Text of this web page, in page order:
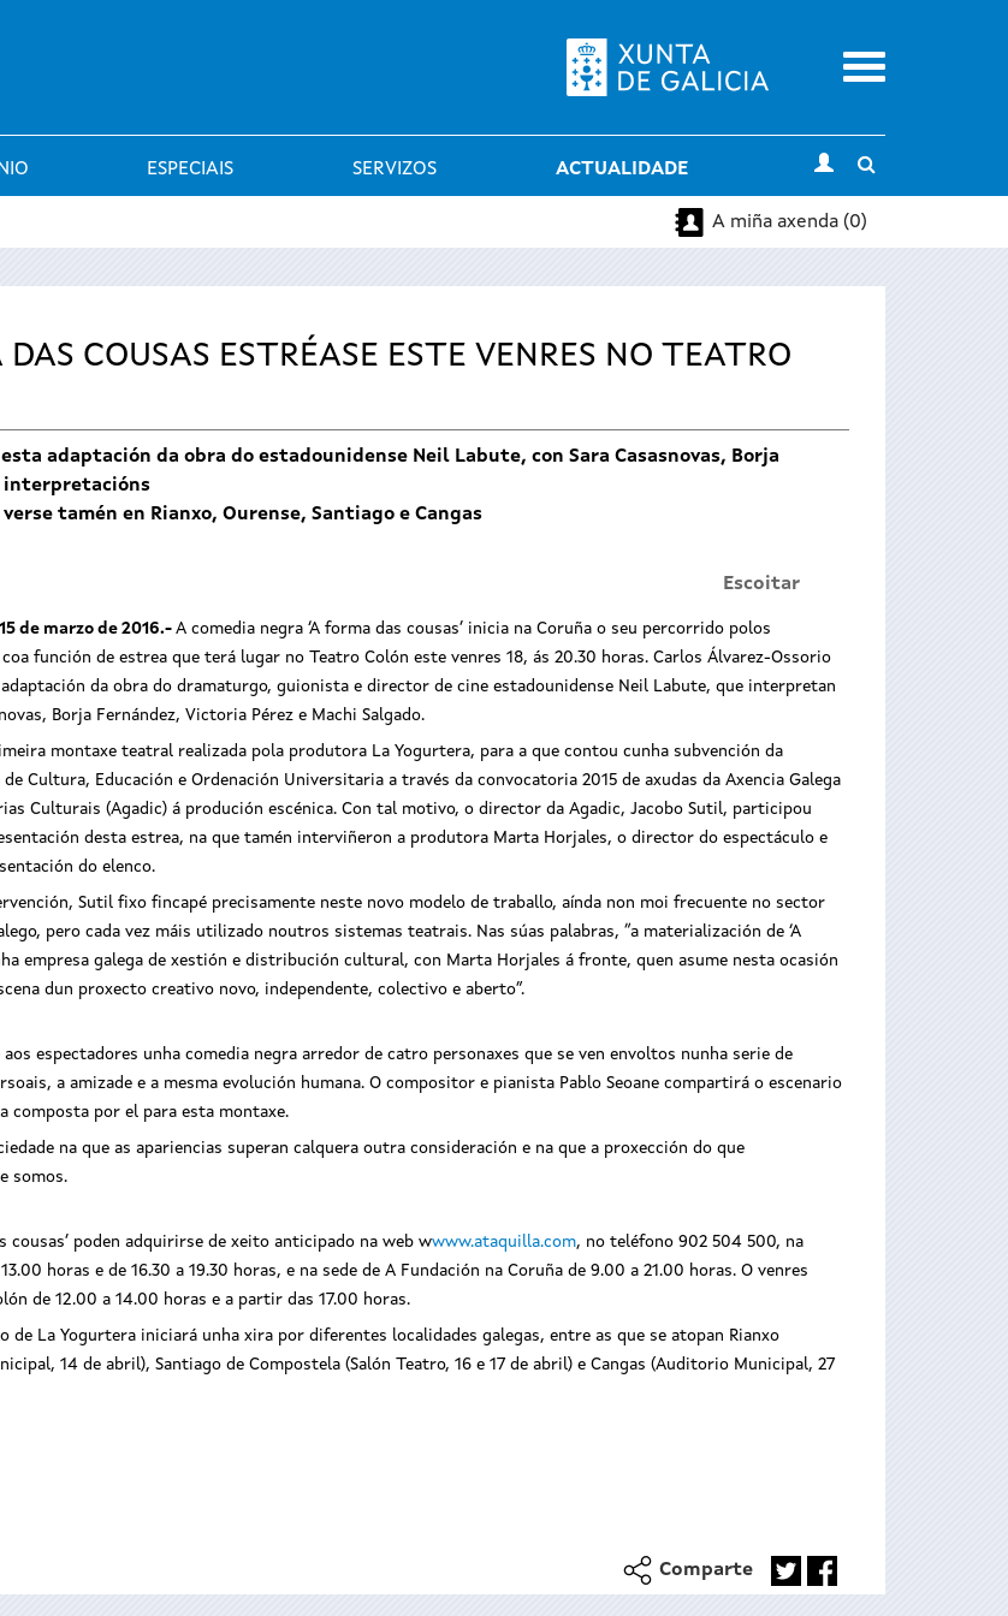
Menu
ESPECIAIS SERVIZOS ACTUALIDADE
search
A miña axenda (0)
COUSAS ESTRÉASE ESTE VENRES NO TEATRO
adaptación da obra do estadounidense Neil Labute, con Sara Casasnovas, Borja
interpretacións
tamén en Rianxo, Ourense, Santiago e Cangas
Escoitar
‘A forma das cousas’
de marzo de 2016.- A comedia negra ‘A forma das cousas’ inicia na Coruña o seu percorrido polos
función de estrea que terá lugar no Teatro Colón este venres 18, ás 20.30 horas. Carlos Álvarez-Ossorio
da obra do dramaturgo, guionista e director de cine estadounidense Neil Labute, que interpretan
Borja Fernández, Victoria Pérez e Machi Salgado.
montaxe teatral realizada pola produtora La Yogurtera, para a que contou cunha subvención da
de Cultura, Educación e Ordenación Universitaria a través da convocatoria 2015 de axudas da Axencia Galega
Culturais (Agadic) á produción escénica. Con tal motivo, o director da Agadic, Jacobo Sutil, participou
desta estrea, na que tamén interviñeron a produtora Marta Horjales, o director do espectáculo e
do elenco.
Sutil fixo fincapé precisamente neste novo modelo de traballo, aínda non moi frecuente no sector
pero cada vez máis utilizado noutros sistemas teatrais. Nas súas palabras, “a materialización de ‘A
empresa galega de xestión e distribución cultural, con Marta Horjales á fronte, quen asume nesta ocasión
dun proxecto creativo novo, independente, colectivo e aberto”.
espectadores unha comedia negra arredor de catro personaxes que se ven envoltos nunha serie de
a amizade e a mesma evolución humana. O compositor e pianista Pablo Seoane compartirá o escenario
composta por el para esta montaxe.
na que as apariencias superan calquera outra consideración e na que a proxección do que
somos.
cousas’ poden adquirirse de xeito anticipado na web wwww.ataquilla.com, no teléfono 902 504 500, na
horas e de 16.30 a 19.30 horas, e na sede de A Fundación na Coruña de 9.00 a 21.00 horas. O venres
de 12.00 a 14.00 horas e a partir das 17.00 horas.
La Yogurtera iniciará unha xira por diferentes localidades galegas, entre as que se atopan Rianxo
14 de abril), Santiago de Compostela (Salón Teatro, 16 e 17 de abril) e Cangas (Auditorio Municipal, 27
Comparte